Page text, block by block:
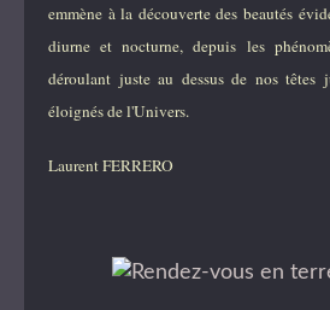
emmène à la découverte des beautés
diurne et nocturne, depuis les
déroulant juste au dessus de nos têtes
éloignés de l'Univers.
Laurent FERRERO